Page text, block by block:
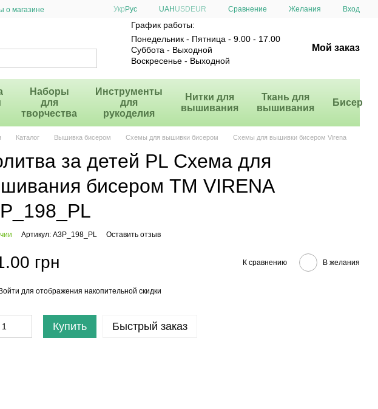
о магазине
Укр Рус UAH USD EUR Сравнение Желания Вход
График работы:
Понедельник - Пятница - 9.00 - 17.00
Суббота - Выходной
Воскресенье - Выходной
Мой заказ
Наборы
для
творчества
Инструменты
для
рукоделия
Нитки для
вышивания
Ткань для
вышивания
Бисер
Каталог Вышивка бисером Схемы для вышивки бисером Схемы для вышивки бисером Virena
за детей PL Схема для
бисером ТМ VIRENA
Артикул: А3Р_198_PL Оставить отзыв
грн К сравнению В желания
для отображения накопительной скидки
Купить Быстрый заказ